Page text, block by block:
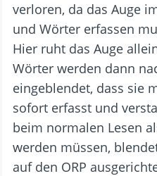
verloren, da das Auge
und Wörter erfassen
Hier ruht das Auge
Wörter werden dann
eingeblendet, dass sie
sofort erfasst und
beim normalen Lesen
werden müssen,
auf den ORP